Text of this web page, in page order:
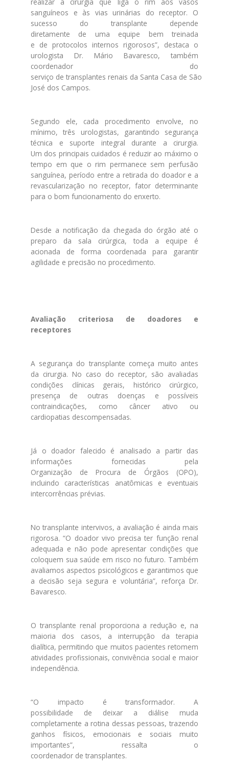
realizar a cirurgia que liga o rim aos vasos
sanguíneos e às vias urinárias do receptor. O
sucesso do transplante depende
diretamente de uma equipe bem treinada
e de protocolos internos rigorosos”, destaca o
urologista Dr. Mário Bavaresco, também
coordenador do
serviço de transplantes renais da Santa Casa de São
José dos Campos.
Segundo ele, cada procedimento envolve, no
mínimo, três urologistas, garantindo segurança
técnica e suporte integral durante a cirurgia.
Um dos principais cuidados é reduzir ao máximo o
tempo em que o rim permanece sem perfusão
sanguínea, período entre a retirada do doador e a
revascularização no receptor, fator determinante
para o bom funcionamento do enxerto.
Desde a notificação da chegada do órgão até o
preparo da sala cirúrgica, toda a equipe é
acionada de forma coordenada para garantir
agilidade e precisão no procedimento.
Avaliação criteriosa de doadores e
receptores
A segurança do transplante começa muito antes
da cirurgia. No caso do receptor, são avaliadas
condições clínicas gerais, histórico cirúrgico,
presença de outras doenças e possíveis
contraindicações, como câncer ativo ou
cardiopatias descompensadas.
Já o doador falecido é analisado a partir das
informações fornecidas pela
Organização de Procura de Órgãos (OPO),
incluindo características anatômicas e eventuais
intercorrências prévias.
No transplante intervivos, a avaliação é ainda mais
rigorosa. “O doador vivo precisa ter função renal
adequada e não pode apresentar condições que
coloquem sua saúde em risco no futuro. Também
avaliamos aspectos psicológicos e garantimos que
a decisão seja segura e voluntária”, reforça Dr.
Bavaresco.
O transplante renal proporciona a redução e, na
maioria dos casos, a interrupção da terapia
dialítica, permitindo que muitos pacientes retomem
atividades profissionais, convivência social e maior
independência.
“O impacto é transformador. A
possibilidade de deixar a diálise muda
completamente a rotina dessas pessoas, trazendo
ganhos físicos, emocionais e sociais muito
importantes”, ressalta o
coordenador de transplantes.